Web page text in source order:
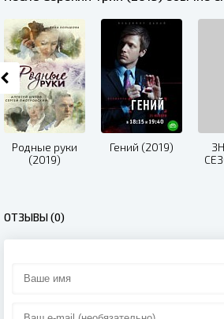
Родные руки
(2019)
Гений (2019)
ОТЗЫВЫ (0)